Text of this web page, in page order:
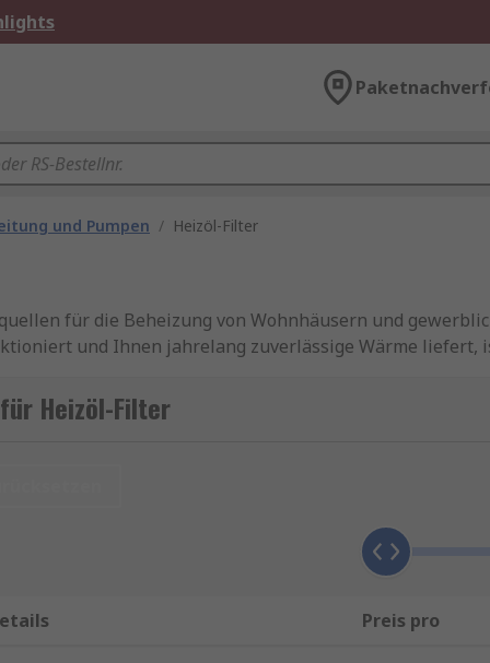
und Pumpen / Heizöl-Filter
für die Beheizung von Wohnhäusern und
und Ihnen jahrelang zuverlässige Wärme liefert,
Effizienz zu steigern, die Lebensdauer zu verlängern
Heizungsanlage optimal funktioniert, sollten Sie nicht
installiert wird, um Verunreinigungen aus dem
Schmutz, Wasser und andere Partikel sein, die
Verbrennung und eine längere Lebensdauer Ihrer
Heizöl-Filter
Preis pro